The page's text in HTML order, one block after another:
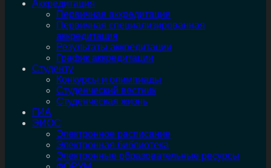
Аккредитация
Первичная аккредитация
Первичная специализированная
аккредитация
Результаты аккредитации
График аккредитации
Студенту
Конкурсы и олимпиады
Студенческий вестник
Студенческая жизнь
ГИА
ЭИОС
Электронное расписание
Электронная библиотека
Электронные образовательные ресурсы